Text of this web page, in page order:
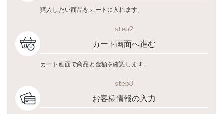
購入したい商品をカートに入れます。
step2
カート画面へ進む
カート画面で商品と金額を確認します。
step3
お客様情報の入力